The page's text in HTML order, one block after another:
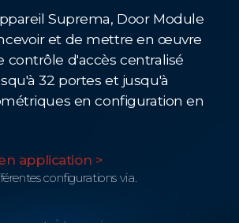
Suprema, Door Module
et de mettre en œuvre
contrôle d'accès centralisé
32 portes et jusqu'à
en configuration en
application >
configurations via.